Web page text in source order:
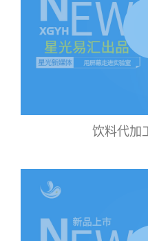
饮料代加